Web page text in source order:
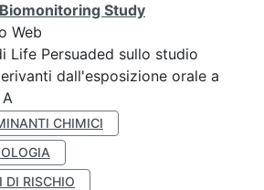
Study
Web
Life Persuaded sullo studio
dall'esposizione orale a
CHIMICI
DI RISCHIO